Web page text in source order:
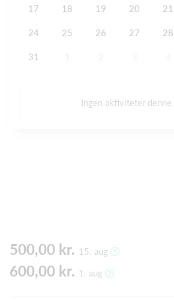
17 18 19 20 21
24 25 26 27 28
31
Ingen aktiviteter denne
500,00 kr. 15. aug
600,00 kr. 1. aug